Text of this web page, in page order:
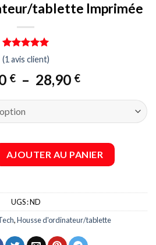
tablette Imprimée
Noté 5.00
sur 5 basé
sur
1
notation
client
(1 avis client)
€ – 28,90 €Plage
26,90 €
28,90 €
d'ordinateur/tablette Imprimée
AJOUTER AU PANIER
UGS :ND
,Housse d'ordinateur/tablette